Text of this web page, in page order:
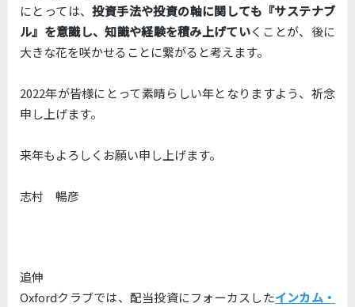
にとっては、投資手法や投資の軸に関しても『サステナブ
ル』を意識し、知識や経験を積み上げていくことが、後に
大きな花を咲かせることに繋がると考えます。
2022年が皆様にとって素晴らしい年となりますよう、祈念
申し上げます。
来年もよろしくお願い申し上げます。
志村 暢彦
追伸
Oxfordクラブでは、配当投資にフォーカスしたインカム・